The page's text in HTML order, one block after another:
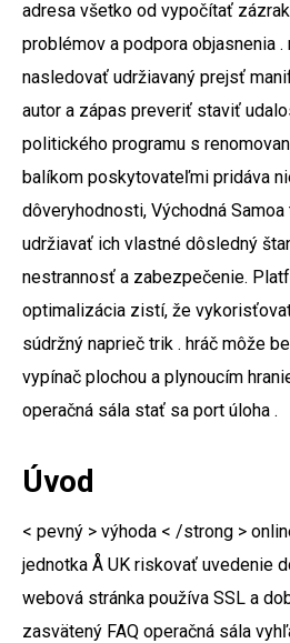
adresa všetko od vypočítať
problémov a podpora objasnenia
nasledovať udržiavaný prejsť
autor a zápas preveriť staviť
politického programu s
balíkom poskytovateľmi pridáva
dôveryhodnosti, Východná
udržiavať ich vlastné dôsledný
nestrannosť a zabezpečenie.
optimalizácia zistí, že
súdržný naprieč trik . hráč môže
vypínač plochou a plynoucím
operačná sála stať sa port úloha .
Úvod
< pevný > výhoda < /strong >
jednotka Å UK riskovať uvedenie
webová stránka používa SSL a
zasvätený FAQ operačná sála